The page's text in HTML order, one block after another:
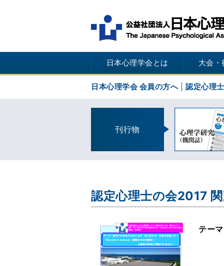
日本心理学会とは 大会・
日本心理学会 会員の方へ 認定心理
刊行物
認定心理士の会2017
テーマ